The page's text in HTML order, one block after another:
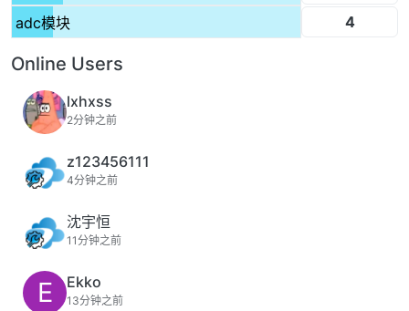
adc模块
4
Online Users
lxhxss
2分钟之前
z123456111
4分钟之前
沈宇恒
11分钟之前
E Ekko
13分钟之前